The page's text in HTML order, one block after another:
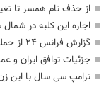
از حذف نام همسر تا
اجاره این کلبه در شمال شبی ۸۱ میلیون
گزارش فرانس ۲۴ از حمله اسرائیل به عبادتگاه یهودیان در تهران
جزئیات توافق ایران و
ترامپ سی سال با این